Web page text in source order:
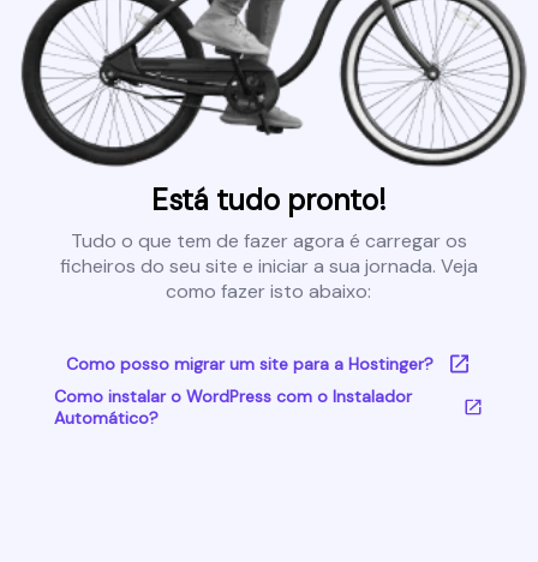
Está tudo pronto!
Tudo o que tem de fazer agora é carregar os
ficheiros do seu site e iniciar a sua jornada. Veja
como fazer isto abaixo:
Como posso migrar um site para a Hostinger?
Como instalar o WordPress com o Instalador
Automático?